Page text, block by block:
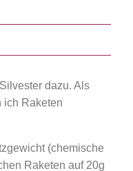
dazu. Als
ich Raketen
(chemische
Raketen auf 20g